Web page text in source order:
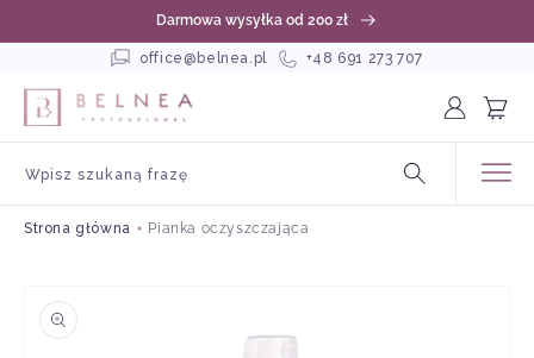
Darmowa wysyłka od 200 zł
office@belnea.pl +48 691 273 707
się
Koszyk
Wpisz szukaną frazę
Strona główna Pianka oczyszczająca
informacji